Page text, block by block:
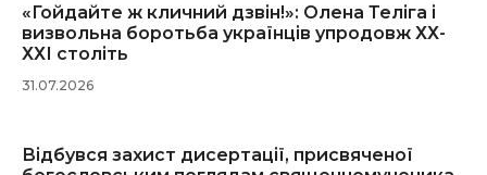
«Гойдайте ж кличний дзвін!»: Олена Теліга і
визвольна боротьба українців упродовж ХХ-
ХХІ століть
31.07.2026
Відбувся захист дисертації, присвяченої